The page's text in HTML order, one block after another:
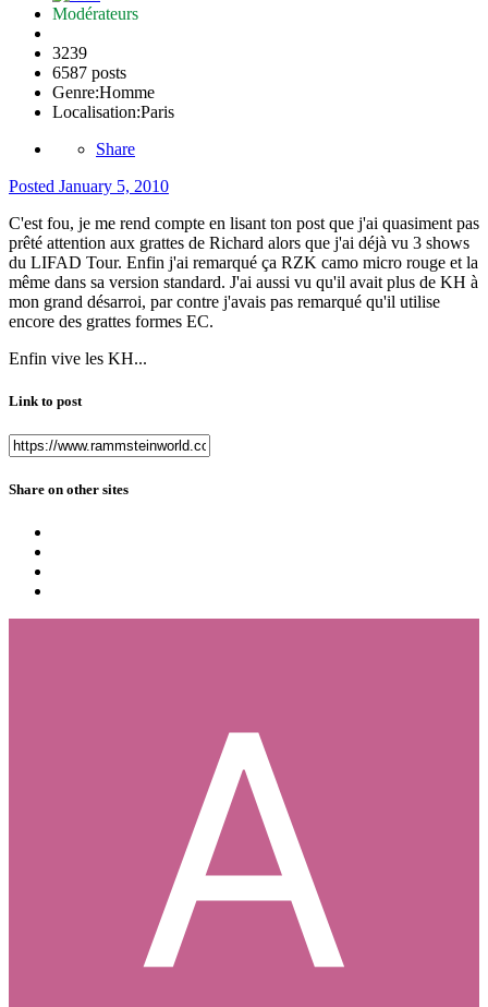
Modérateurs
3239
6587 posts
Genre:Homme
Localisation:Paris
Share
Posted January 5, 2010
C'est fou, je me rend compte en lisant ton post que j'ai quasiment pas
prêté attention aux grattes de Richard alors que j'ai déjà vu 3 shows
du LIFAD Tour. Enfin j'ai remarqué ça RZK camo micro rouge et la
même dans sa version standard. J'ai aussi vu qu'il avait plus de KH à
mon grand désarroi, par contre j'avais pas remarqué qu'il utilise
encore des grattes formes EC.
Enfin vive les KH...
Link to post
Share on other sites